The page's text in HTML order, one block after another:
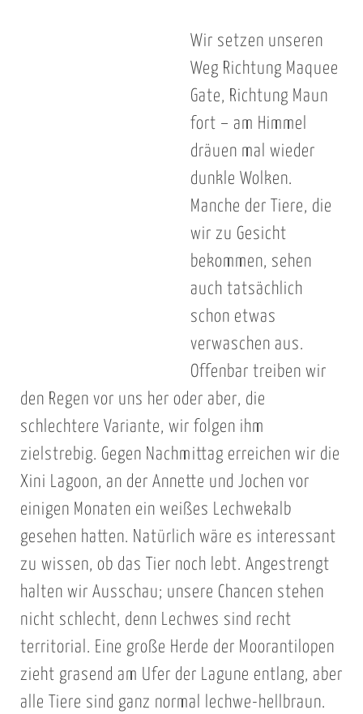
Wir setzen unseren
Weg Richtung Maquee
Gate, Richtung Maun
fort – am Himmel
dräuen mal wieder
dunkle Wolken.
Manche der Tiere, die
wir zu Gesicht
bekommen, sehen
auch tatsächlich
schon etwas
verwaschen aus.
Offenbar treiben wir
den Regen vor uns her oder aber, die
schlechtere Variante, wir folgen ihm
zielstrebig. Gegen Nachmittag erreichen wir die
Xini Lagoon, an der Annette und Jochen vor
einigen Monaten ein weißes Lechwekalb
gesehen hatten. Natürlich wäre es interessant
zu wissen, ob das Tier noch lebt. Angestrengt
halten wir Ausschau; unsere Chancen stehen
nicht schlecht, denn Lechwes sind recht
territorial. Eine große Herde der Moorantilopen
zieht grasend am Ufer der Lagune entlang, aber
alle Tiere sind ganz normal lechwe-hellbraun.